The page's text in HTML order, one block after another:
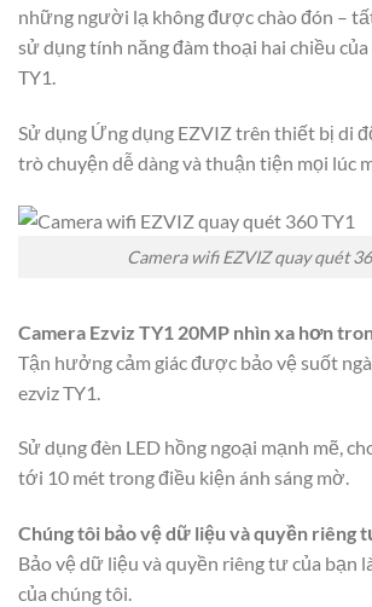
những người lạ không được chào đón –
sử dụng tính năng đàm thoại hai chiều
TY1.
Sử dụng Ứng dụng EZVIZ trên thiết bị di
trò chuyện dễ dàng và thuận tiện mọi lúc
Camera wifi EZVIZ quay quét
Camera Ezviz TY1 20MP nhìn xa hơn
Tận hưởng cảm giác được bảo vệ suốt
ezviz TY1.
Sử dụng đèn LED hồng ngoại mạnh mẽ,
tới 10 mét trong điều kiện ánh sáng mờ.
Chúng tôi bảo vệ dữ liệu và quyền riêng
Bảo vệ dữ liệu và quyền riêng tư của bạn
của chúng tôi.